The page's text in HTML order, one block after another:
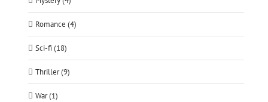
Romance (4)
Sci-fi (18)
Thriller (9)
War (1)